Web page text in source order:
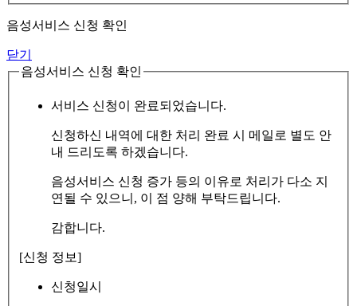
음성서비스 신청 확인
닫기
음성서비스 신청 확인
서비스 신청이 완료되었습니다.
신청하신 내역에 대한 처리 완료 시 메일로 별도 안
내 드리도록 하겠습니다.
음성서비스 신청 증가 등의 이유로 처리가 다소 지
연될 수 있으니, 이 점 양해 부탁드립니다.
감합니다.
[신청 정보]
신청일시